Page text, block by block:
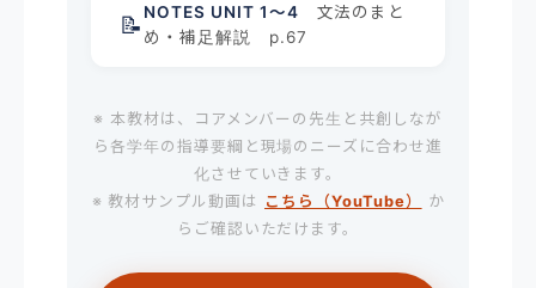
📝 NOTES UNIT 1〜4 文法のまと
め・補足解説 p.67
※ 本教材は、コアメンバーの先生と共創しなが
ら各学年の指導要綱と現場のニーズに合わせ進
化させていきます。
※ 教材サンプル動画は
こちら（YouTube）
か
らご確認いただけます。